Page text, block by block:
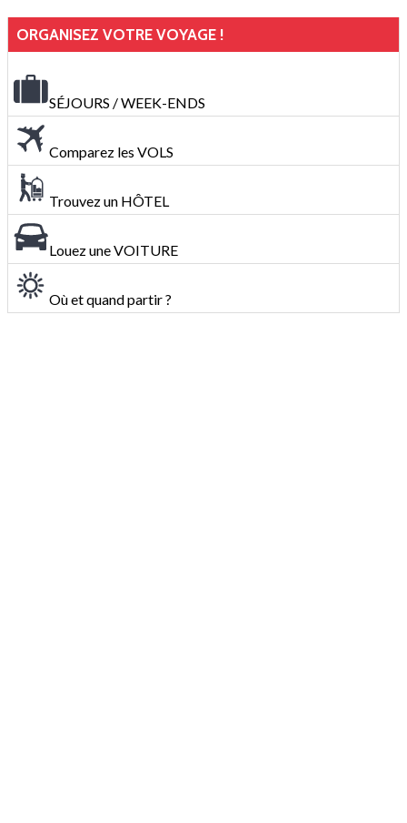
ORGANISEZ VOTRE VOYAGE !
SÉJOURS / WEEK-ENDS
Comparez les VOLS
Trouvez un HÔTEL
Louez une VOITURE
Où et quand partir ?